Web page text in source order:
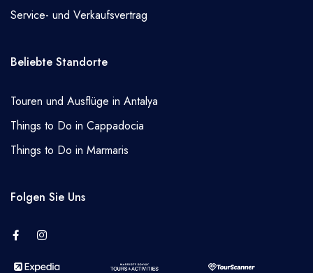
Service- und Verkaufsvertrag
Beliebte Standorte
Touren und Ausflüge in Antalya
Things to Do in Cappadocia
Things to Do in Marmaris
Folgen Sie Uns